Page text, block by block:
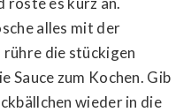
alles mit der
rühre die stückigen
Sauce zum Kochen. Gib
wieder in die